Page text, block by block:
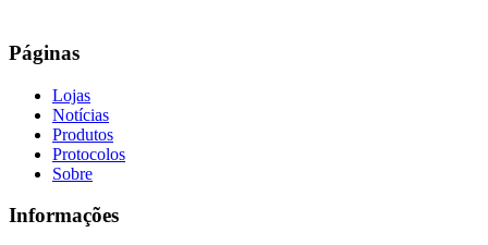
Páginas
Lojas
Notícias
Produtos
Protocolos
Sobre
Informações